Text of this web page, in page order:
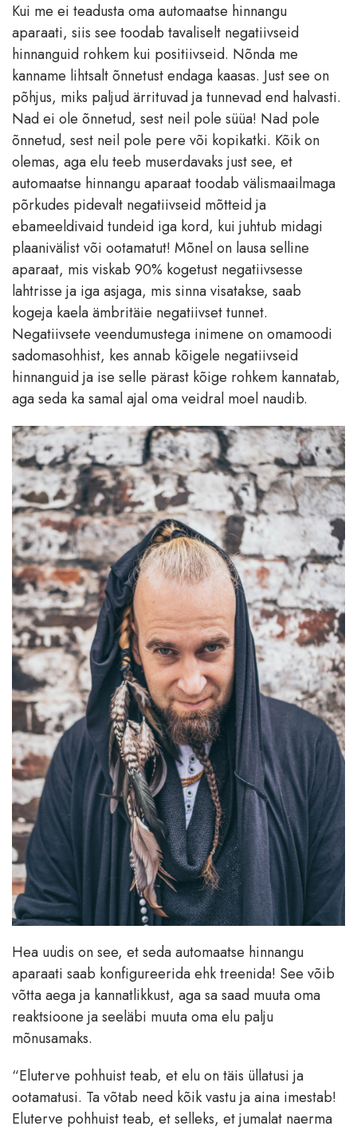
Kui me ei teadusta oma automaatse hinnangu
aparaati, siis see toodab tavaliselt negatiivseid
hinnanguid rohkem kui positiivseid. Nõnda me
kanname lihtsalt õnnetust endaga kaasas. Just see on
põhjus, miks paljud ärrituvad ja tunnevad end halvasti.
Nad ei ole õnnetud, sest neil pole süüa! Nad pole
õnnetud, sest neil pole pere või kopikatki. Kõik on
olemas, aga elu teeb muserdavaks just see, et
automaatse hinnangu aparaat toodab välismaailmaga
põrkudes pidevalt negatiivseid mõtteid ja
ebameeldivaid tundeid iga kord, kui juhtub midagi
plaanivälist või ootamatut! Mõnel on lausa selline
aparaat, mis viskab 90% kogetust negatiivsesse
lahtrisse ja iga asjaga, mis sinna visatakse, saab
kogeja kaela ämbritäie negatiivset tunnet.
Negatiivsete veendumustega inimene on omamoodi
sadomasohhist, kes annab kõigele negatiivseid
hinnanguid ja ise selle pärast kõige rohkem kannatab,
aga seda ka samal ajal oma veidral moel naudib.
Hea uudis on see, et seda automaatse hinnangu
aparaati saab konfigureerida ehk treenida! See võib
võtta aega ja kannatlikkust, aga sa saad muuta oma
reaktsioone ja seeläbi muuta oma elu palju
mõnusamaks.
“Eluterve pohhuist teab, et elu on täis üllatusi ja
ootamatusi. Ta võtab need kõik vastu ja aina imestab!
Eluterve pohhuist teab, et selleks, et jumalat naerma